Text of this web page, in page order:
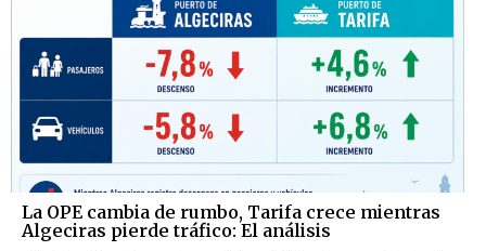
La OPE cambia de rumbo, Tarifa crece mientras
Algeciras pierde tráfico: El análisis